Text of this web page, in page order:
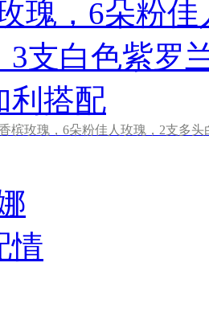
槟玫瑰，6朵粉佳人玫瑰，2支多